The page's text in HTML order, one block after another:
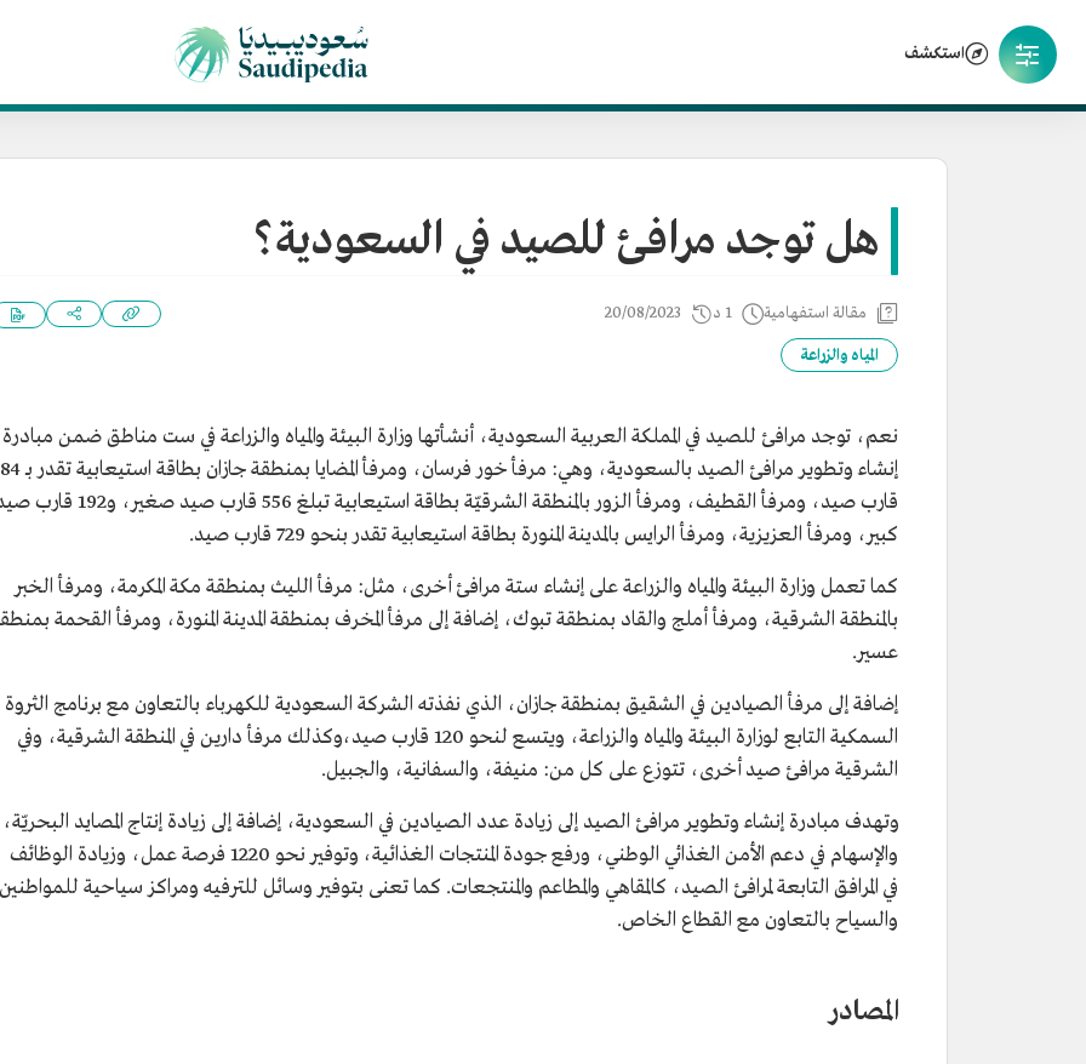
استكشف
هل توجد مرافئ للصيد في السعودية؟
مقالة استفهامية 1 د 20/08/2023
المياه والزراعة
نعم، توجد مرافئ للصيد في المملكة العربية السعودية، أنشأتها وزارة البيئة والمياه والزراعة في ست مناطق ضمن مبادرة
إنشاء وتطوير مرافئ الصيد بالسعودية، وهي: مرفأ خور فرسان،
قارب صيد، ومرفأ القطيف، ومرفأ الزور بالمنطقة الشرقيّة بطاقة استيعابية تبلغ 556 قارب صيد صغير،
كبير، ومرفأ العزيزية، ومرفأ الرايس بالمدينة المنورة بطاقة استيعابية تقدر بنحو 729 قارب صيد.
كما تعمل وزارة البيئة والمياه والزراعة على إنشاء ستة مرافئ أخرى، مثل: مرفأ الليث بمنطقة مكة المكرمة، ومرفأ الخبر
بالمنطقة الشرقية، ومرفأ أملج والقاد بمنطقة تبوك، إضافة إلى مرفأ المخرف بمنطقة المدينة المنورة، ومرفأ القحمة
عسير.
إضافة إلى مرفأ الصيادين في الشقيق بمنطقة جازان، الذي نفذته الشركة السعودية للكهرباء بالتعاون مع برنامج الثروة
السمكية التابع لوزارة البيئة والمياه والزراعة، ويتسع لنحو 120 قارب صيد،وكذلك مرفأ دارين في المنطقة الشرقية، وفي
الشرقية مرافئ صيد أخرى، تتوزع على كل من: منيفة، والسفانية، والجبيل.
وتهدف مبادرة إنشاء وتطوير مرافئ الصيد إلى زيادة عدد الصيادين في السعودية، إضافة إلى زيادة إنتاج المصايد البحريّة،
والإسهام في دعم الأمن الغذائي الوطني، ورفع جودة المنتجات الغذائية، وتوفير نحو 1220 فرصة عمل، وزيادة الوظائف
في المرافق التابعة لمرافئ الصيد، كالمقاهي والمطاعم والمنتجعات. كما تعنى بتوفير وسائل للترفيه ومراكز سياحية للمواطنين
والسياح بالتعاون مع القطاع الخاص.
المصادر